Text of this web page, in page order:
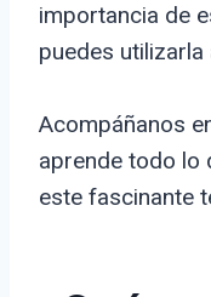
importancia de
puedes utilizarla
Acompáñanos
aprende todo lo
este fascinante